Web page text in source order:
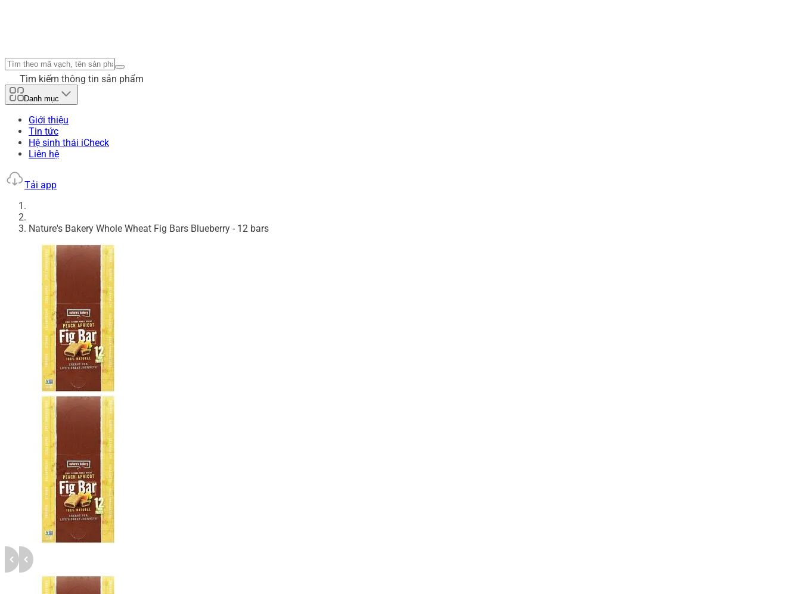
Tìm kiếm thông tin sản phẩm
Danh mục
Giới thiệu
Tin tức
Hệ sinh thái iCheck
Liên hệ
Tải app
Nature's Bakery Whole Wheat Fig Bars Blueberry - 12 bars